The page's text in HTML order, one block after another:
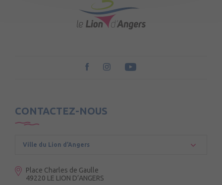
CONTACTEZ-NOUS
Ville du Lion d’Angers
Place Charles de Gaulle
49220 LE LION D’ANGERS